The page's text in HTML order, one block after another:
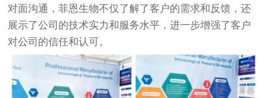
对面沟通，菲恩生物不仅了解了客户的需求和反馈，还
展示了公司的技术实力和服务水平，进一步增强了客户
对公司的信任和认可。